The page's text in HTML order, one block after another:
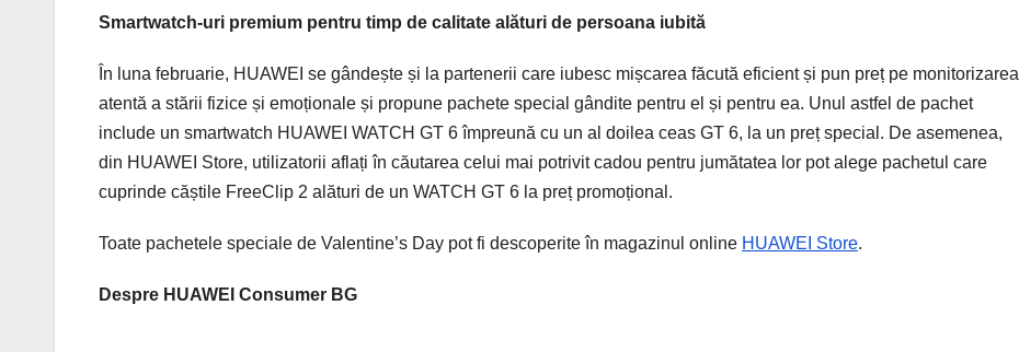
Smartwatch-uri premium pentru timp de calitate alături de persoana iubită
În luna februarie, HUAWEI se gândește și la partenerii care iubesc mișcarea făcută eficient și pun preț pe monitorizarea
atentă a stării fizice și emoționale și propune pachete special gândite pentru el și pentru ea. Unul astfel de pachet
include un smartwatch HUAWEI WATCH GT 6 împreună cu un al doilea ceas GT 6, la un preț special. De asemenea,
din HUAWEI Store, utilizatorii aflați în căutarea celui mai potrivit cadou pentru jumătatea lor pot alege pachetul care
cuprinde căștile FreeClip 2 alături de un WATCH GT 6 la preț promoțional.
Toate pachetele speciale de Valentine’s Day pot fi descoperite în magazinul online HUAWEI Store.
Despre HUAWEI Consumer BG